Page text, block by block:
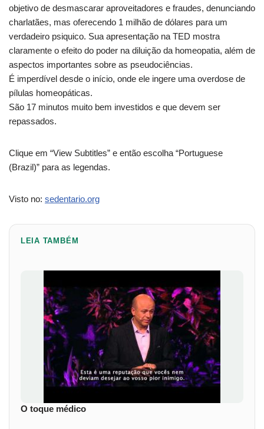
objetivo de desmascarar aproveitadores e fraudes, denunciando
charlatães, mas oferecendo 1 milhão de dólares para um
verdadeiro psiquico. Sua apresentação na TED mostra
claramente o efeito do poder na diluição da homeopatia, além de
aspectos importantes sobre as pseudociências.
É imperdível desde o início, onde ele ingere uma overdose de
pílulas homeopáticas.
São 17 minutos muito bem investidos e que devem ser
repassados.
Clique em “View Subtitles” e então escolha “Portuguese
(Brazil)” para as legendas.
Visto no: sedentario.org
LEIA TAMBÉM
O toque médico